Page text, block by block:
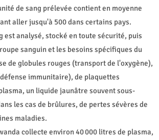
de sang prélevée contient en moyenne
aller jusqu'à 500 dans certains pays.
est analysé, stocké en toute sécurité, puis
sanguin et les besoins spécifiques du
de globules rouges (transport de l'oxygène),
immunitaire), de plaquettes
un liquide jaunâtre souvent sous-
les cas de brûlures, de pertes sévères de
maladies.
collecte environ 40 000 litres de plasma,